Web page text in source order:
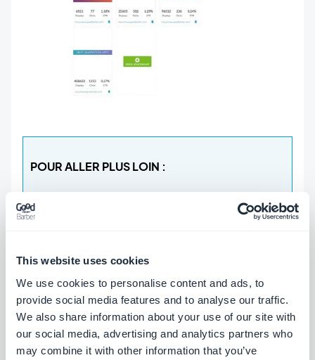
This website uses cookies
We use cookies to personalise content and ads, to
provide social media features and to analyse our traffic.
We also share information about your use of our site with
our social media, advertising and analytics partners who
may combine it with other information that you’ve
POUR ALLER PLUS LOIN :
app soit disponible sur le plus d'appareils
possible, ce pourquoi nous améliorons
régulièrement notre système de
création et essayons d'y intégrer les
meilleures technologies. Désormais, vous